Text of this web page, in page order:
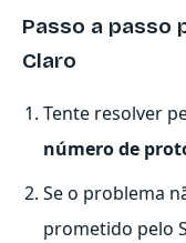
Passo a passo
Claro
Tente resolver
número de
Se o problema
prometido pelo